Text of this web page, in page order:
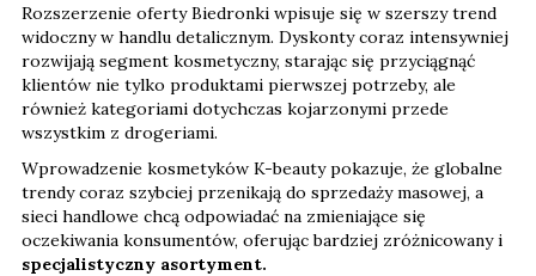
Rozszerzenie oferty Biedronki wpisuje się w szerszy trend
widoczny w handlu detalicznym. Dyskonty coraz intensywniej
rozwijają segment kosmetyczny, starając się przyciągnąć
klientów nie tylko produktami pierwszej potrzeby, ale
również kategoriami dotychczas kojarzonymi przede
wszystkim z drogeriami.
Wprowadzenie kosmetyków K-beauty pokazuje, że globalne
trendy coraz szybciej przenikają do sprzedaży masowej, a
sieci handlowe chcą odpowiadać na zmieniające się
oczekiwania konsumentów, oferując bardziej zróżnicowany i
specjalistyczny asortyment.